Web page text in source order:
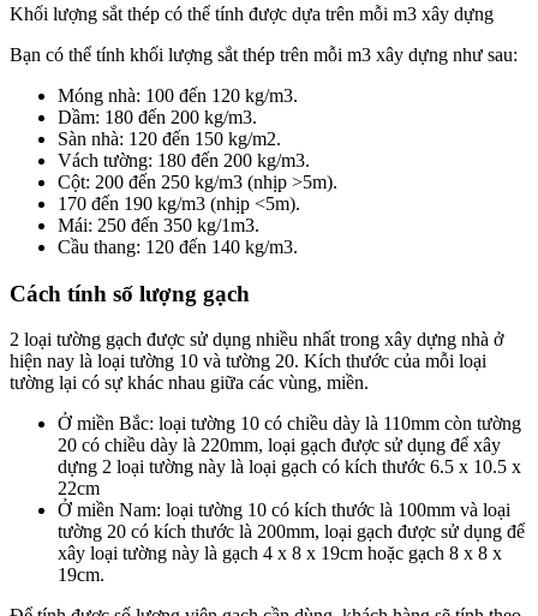
Khối lượng sắt thép có thể tính được dựa trên mỗi m3 xây dựng
Bạn có thể tính khối lượng sắt thép trên mỗi m3 xây dựng như sau:
Móng nhà: 100 đến 120 kg/m3.
Dầm: 180 đến 200 kg/m3.
Sàn nhà: 120 đến 150 kg/m2.
Vách tường: 180 đến 200 kg/m3.
Cột: 200 đến 250 kg/m3 (nhịp >5m).
170 đến 190 kg/m3 (nhịp <5m).
Mái: 250 đến 350 kg/1m3.
Cầu thang: 120 đến 140 kg/m3.
Cách tính số lượng gạch
2 loại tường gạch được sử dụng nhiều nhất trong xây dựng nhà ở
hiện nay là loại tường 10 và tường 20. Kích thước của mỗi loại
tường lại có sự khác nhau giữa các vùng, miền.
Ở miền Bắc: loại tường 10 có chiều dày là 110mm còn tường
20 có chiều dày là 220mm, loại gạch được sử dụng để xây
dựng 2 loại tường này là loại gạch có kích thước 6.5 x 10.5 x
22cm
Ở miền Nam: loại tường 10 có kích thước là 100mm và loại
tường 20 có kích thước là 200mm, loại gạch được sử dụng để
xây loại tường này là gạch 4 x 8 x 19cm hoặc gạch 8 x 8 x
19cm.